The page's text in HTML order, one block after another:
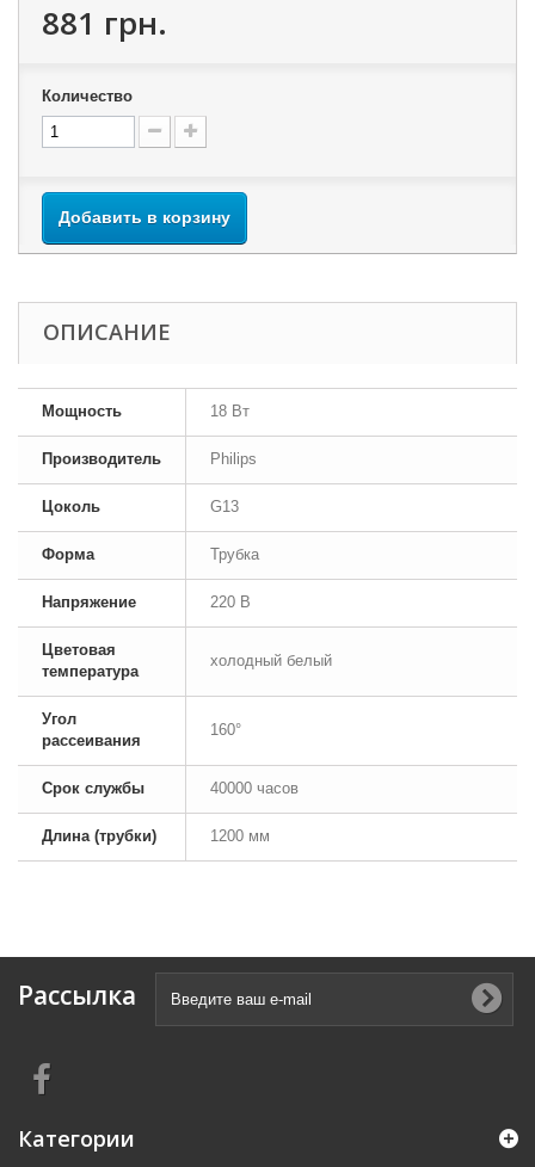
881 грн.
Количество
Добавить в корзину
ОПИСАНИЕ
Мощность 18 Вт
Производитель Philips
Цоколь G13
Форма Трубка
Напряжение 220 В
Цветовая
температура
холодный белый
Угол
рассеивания
160°
Срок службы 40000 часов
Длина (трубки) 1200 мм
Рассылка
Категории